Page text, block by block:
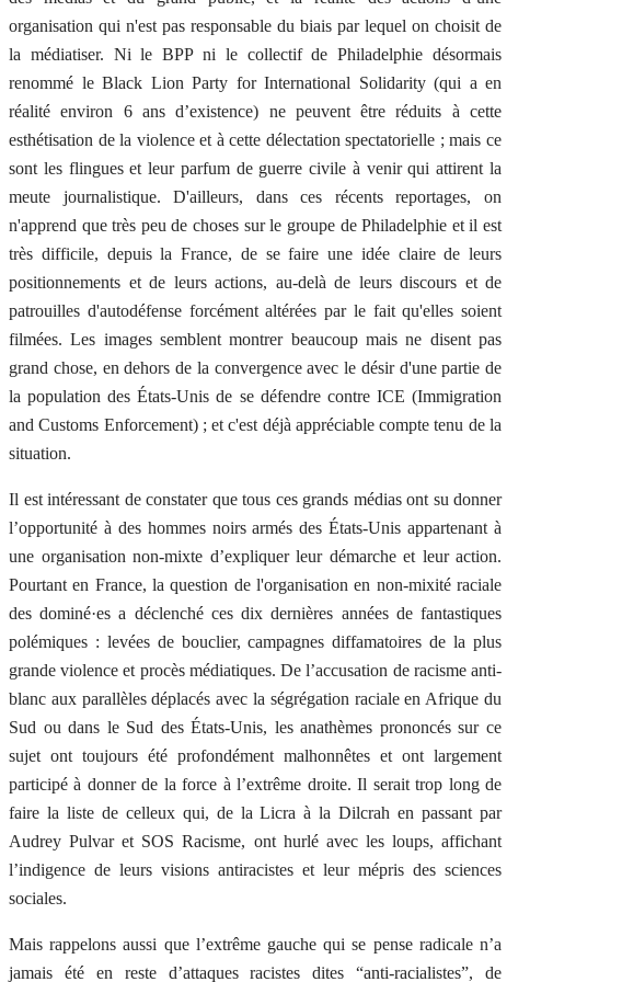
organisation qui n'est pas responsable du biais par lequel on choisit de
la médiatiser. Ni le BPP ni le collectif de Philadelphie désormais
renommé le Black Lion Party for International Solidarity (qui a en
réalité environ 6 ans d’existence) ne peuvent être réduits à cette
esthétisation de la violence et à cette délectation spectatorielle ; mais ce
sont les flingues et leur parfum de guerre civile à venir qui attirent la
meute journalistique. D'ailleurs, dans ces récents reportages, on
n'apprend que très peu de choses sur le groupe de Philadelphie et il est
très difficile, depuis la France, de se faire une idée claire de leurs
positionnements et de leurs actions, au-delà de leurs discours et de
patrouilles d'autodéfense forcément altérées par le fait qu'elles soient
filmées. Les images semblent montrer beaucoup mais ne disent pas
grand chose, en dehors de la convergence avec le désir d'une partie de
la population des États-Unis de se défendre contre ICE (Immigration
and Customs Enforcement) ; et c'est déjà appréciable compte tenu de la
situation.
Il est intéressant de constater que tous ces grands médias ont su donner
l’opportunité à des hommes noirs armés des États-Unis appartenant à
une organisation non-mixte d’expliquer leur démarche et leur action.
Pourtant en France, la question de l'organisation en non-mixité raciale
des dominé·es a déclenché ces dix dernières années de fantastiques
polémiques : levées de bouclier, campagnes diffamatoires de la plus
grande violence et procès médiatiques. De l’accusation de racisme anti-
blanc aux parallèles déplacés avec la ségrégation raciale en Afrique du
Sud ou dans le Sud des États-Unis, les anathèmes prononcés sur ce
sujet ont toujours été profondément malhonnêtes et ont largement
participé à donner de la force à l’extrême droite. Il serait trop long de
faire la liste de celleux qui, de la Licra à la Dilcrah en passant par
Audrey Pulvar et SOS Racisme, ont hurlé avec les loups, affichant
l’indigence de leurs visions antiracistes et leur mépris des sciences
sociales.
Mais rappelons aussi que l’extrême gauche qui se pense radicale n’a
jamais été en reste d’attaques racistes dites “anti-racialistes”, de